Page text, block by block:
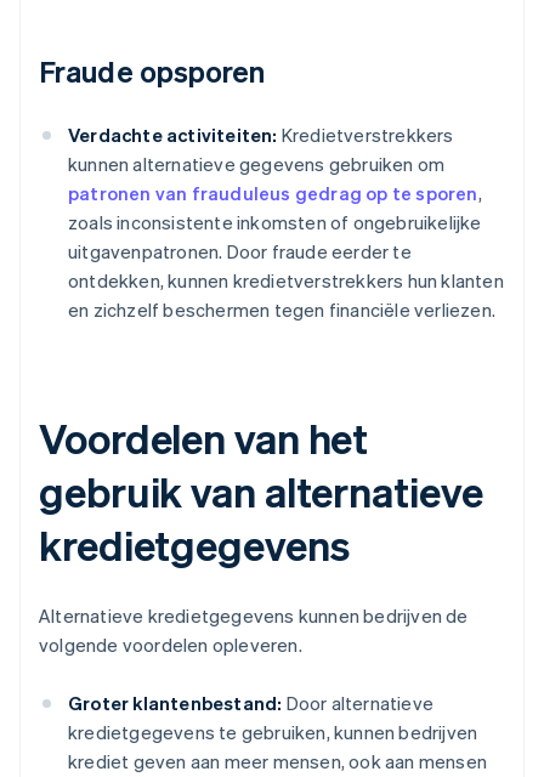
Fraude opsporen
Verdachte activiteiten: Kredietverstrekkers
kunnen alternatieve gegevens gebruiken om
patronen van frauduleus gedrag op te sporen,
zoals inconsistente inkomsten of ongebruikelijke
uitgavenpatronen. Door fraude eerder te
ontdekken, kunnen kredietverstrekkers hun klanten
en zichzelf beschermen tegen financiële verliezen.
Voordelen van het
gebruik van alternatieve
kredietgegevens
Alternatieve kredietgegevens kunnen bedrijven de
volgende voordelen opleveren.
Groter klantenbestand: Door alternatieve
kredietgegevens te gebruiken, kunnen bedrijven
krediet geven aan meer mensen, ook aan mensen